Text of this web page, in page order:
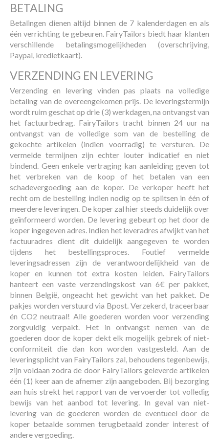
BETALING
Betalingen dienen altijd binnen de 7 kalenderdagen en als
één verrichting te gebeuren. FairyTailors biedt haar klanten
verschillende betalingsmogelijkheden (overschrijving,
Paypal, kredietkaart).
VERZENDING EN LEVERING
Verzending en levering vinden pas plaats na volledige
betaling van de overeengekomen prijs. De leveringstermijn
wordt ruim geschat op drie (3) werkdagen, na ontvangst van
het factuurbedrag. FairyTailors tracht binnen 24 uur na
ontvangst van de volledige som van de bestelling de
gekochte artikelen (indien voorradig) te versturen. De
vermelde termijnen zijn echter louter indicatief en niet
bindend. Geen enkele vertraging kan aanleiding geven tot
het verbreken van de koop of het betalen van een
schadevergoeding aan de koper. De verkoper heeft het
recht om de bestelling indien nodig op te splitsen in één of
meerdere leveringen. De koper zal hier steeds duidelijk over
geïnformeerd worden. De levering gebeurt op het door de
koper ingegeven adres. Indien het leveradres afwijkt van het
factuuradres dient dit duidelijk aangegeven te worden
tijdens het bestellingsproces. Foutief vermelde
leveringsadressen zijn de verantwoordelijkheid van de
koper en kunnen tot extra kosten leiden. FairyTailors
hanteert een vaste verzendingskost van 6€ per pakket,
binnen België, ongeacht het gewicht van het pakket. De
pakjes worden verstuurd via Bpost. Verzekerd, traceerbaar
én CO2 neutraal! Alle goederen worden voor verzending
zorgvuldig verpakt. Het in ontvangst nemen van de
goederen door de koper dekt elk mogelijk gebrek of niet-
conformiteit die dan kon worden vastgesteld. Aan de
leveringsplicht van FairyTailors zal, behoudens tegenbewijs,
zijn voldaan zodra de door FairyTailors geleverde artikelen
één (1) keer aan de afnemer zijn aangeboden. Bij bezorging
aan huis strekt het rapport van de vervoerder tot volledig
bewijs van het aanbod tot levering. In geval van niet-
levering van de goederen worden de eventueel door de
koper betaalde sommen terugbetaald zonder interest of
andere vergoeding.